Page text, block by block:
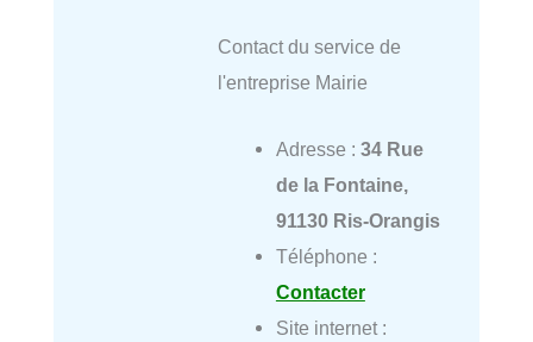
Contact du service de
l'entreprise Mairie
Adresse : 34 Rue
de la Fontaine,
91130 Ris-Orangis
Téléphone :
Contacter
Site internet :